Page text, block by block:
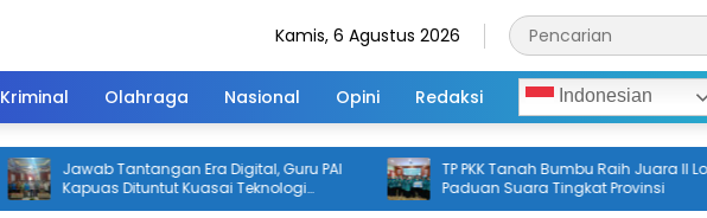
Kamis, 6 Agustus 2026
Kriminal Olahraga Nasional Opini Redaksi Indonesian
Jawab Tantangan Era Digital, Guru PAI
Kapuas Dituntut Kuasai Teknologi
Artificial Intelligence
TP PKK Tanah Bumbu Raih Juara II Lomba
Paduan Suara Tingkat Provinsi